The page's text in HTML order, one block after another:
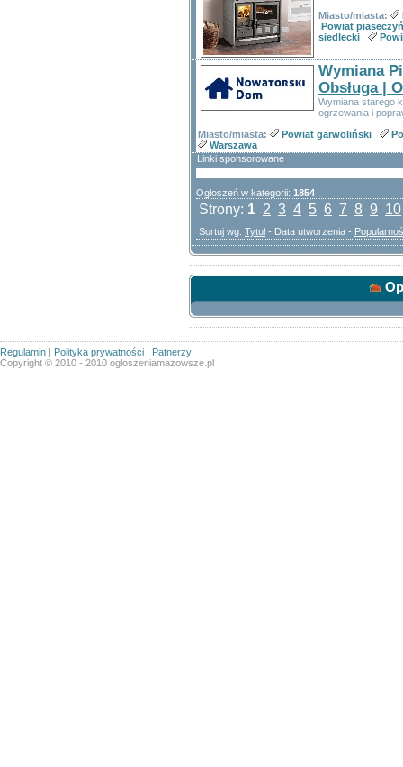
Miasto/miasta:
Powiat
siedlecki
Wymiana
Obsługa |
Wymiana starego
ogrzewania i
Miasto/miasta:
Powiat garwoliński
Warszawa
Linki sponsorowane
Ogłoszeń w kategorii: 1854
Strony: 1 2 3 4 5 6 7 8 9 10
Sortuj wg: Tytuł- Data utworzenia -
Regulamin | Polityka prywatności | Patnerzy
Copyright © 2010 - 2010 ogloszeniamazowsze.pl